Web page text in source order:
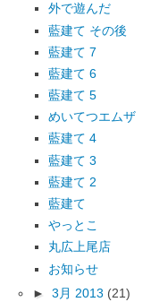
外で遊んだ
藍建て その後
藍建て 7
藍建て 6
藍建て 5
めいてつエムザ
藍建て 4
藍建て 3
藍建て 2
藍建て
やっとこ
丸広上尾店
お知らせ
► 3月 2013 (21)